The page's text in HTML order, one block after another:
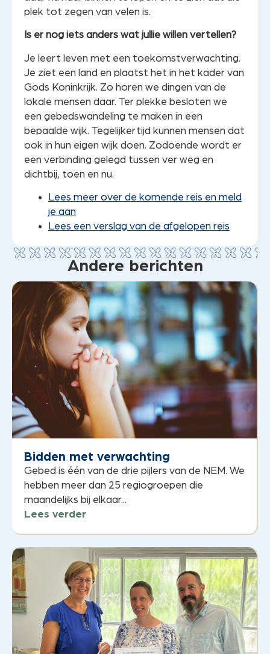
plek tot zegen van velen is.
Is er nog iets anders wat jullie willen vertellen?
Je leert leven met een toekomstverwachting.
Je ziet een land en plaatst het in het kader van
Gods Koninkrijk. Zo horen we dingen van de
lokale mensen daar. Ter plekke besloten we
een gebedswandeling te maken in een
bepaalde wijk. Tegelijkertijd kunnen mensen dat
ook in hun eigen wijk doen. Zodoende wordt er
een verbinding gelegd tussen ver weg en
dichtbij, toen en nu.
Lees meer over de komende reis en meld
je aan
Lees een verslag van de afgelopen reis
Andere berichten
Bidden met verwachting
Gebed is één van de drie pijlers van de NEM. We
hebben meer dan 25 regiogroepen die
maandelijks bij elkaar...
Lees verder